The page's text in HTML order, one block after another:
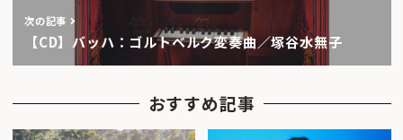
次の記事
【CD】バッハ：ゴルトベルク変奏曲／塚谷水無子
おすすめ記事